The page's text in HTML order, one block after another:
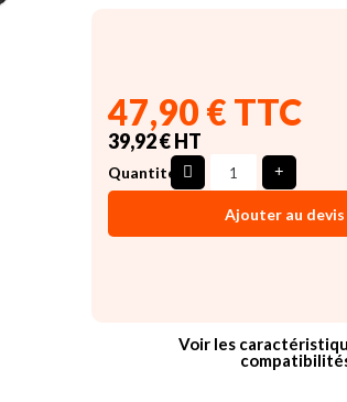
47,90 € TTC
39,92 € HT
Quantité
Ajouter au devis
Voir les